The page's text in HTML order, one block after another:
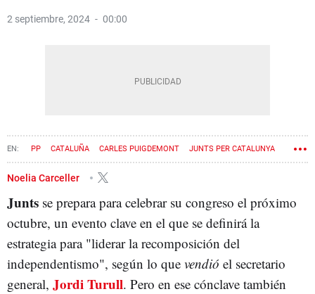
2 septiembre, 2024 00:00
PP CATALUÑA CARLES PUIGDEMONT JUNTS PER CATALUNYA
MÍRIAM NOGUERAS
Noelia Carceller
Junts se prepara para celebrar su congreso el próximo
octubre, un evento clave en el que se definirá la
estrategia para "liderar la recomposición del
independentismo", según lo que vendió el secretario
general, Jordi Turull. Pero en ese cónclave también